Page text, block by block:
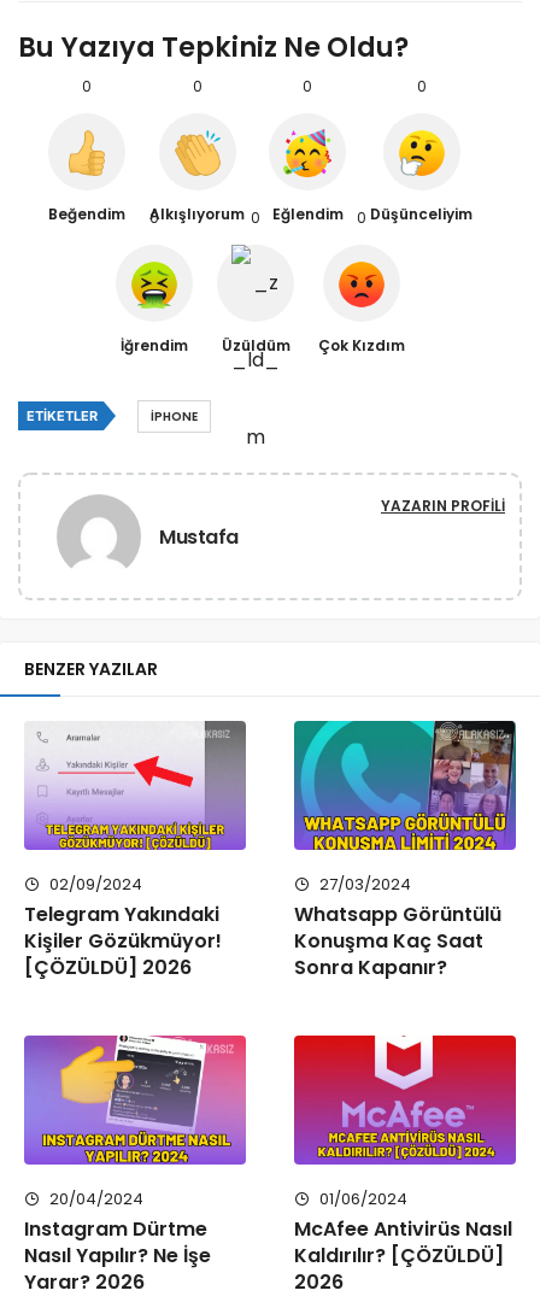
Bu Yazıya Tepkiniz Ne Oldu?
0
Beğendim
0
Alkışlıyorum
0
Eğlendim
0
Düşünceliyim
0
İğrendim
0
Üzüldüm
0
Çok Kızdım
ETIKETLER IPHONE
Mustafa
YAZARIN PROFILI
BENZER YAZILAR
02/09/2024
Telegram Yakındaki
Kişiler Gözükmüyor!
[ÇÖZÜLDÜ] 2026
27/03/2024
Whatsapp Görüntülü
Konuşma Kaç Saat
Sonra Kapanır?
20/04/2024
Instagram Dürtme
Nasıl Yapılır? Ne İşe
Yarar? 2026
01/06/2024
McAfee Antivirüs Nasıl
Kaldırılır? [ÇÖZÜLDÜ]
2026